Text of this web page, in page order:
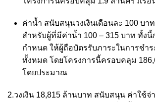
ค่าน้ำ สนับสนุนวงเงินเดือนละ 100 บา
สำหรับผู้ที่มีค่าน้ำ 100 – 315 บาท ทั้ง
กำหนด ให้ผู้ถือบัตรรับภาระในการชำร
ทั้งหมด โดยโครงการนี้ครอบคลุม
โดยประมาณ
2.วงเงิน 18,815 ล้านบาท สนับสนุน ค่าใช้จ่